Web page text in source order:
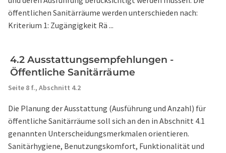
öffentlichen Sanitärräume werden unterschieden nach:
Kriterium 1: Zugängigkeit Rä ...
4.2 Ausstattungsempfehlungen -
Öffentliche Sanitärräume
Seite 8 f., Abschnitt 4.2
Die Planung der Ausstattung (Ausführung und Anzahl) für
öffentliche Sanitärräume soll sich an den in Abschnitt 4.1
genannten Unterscheidungsmerkmalen orientieren.
Sanitärhygiene, Benutzungskomfort, Funktionalität und